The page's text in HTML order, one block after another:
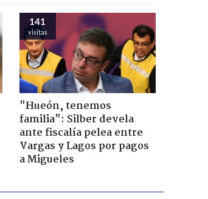
141
visitas
"Hueón, tenemos
familia": Silber devela
ante fiscalía pelea entre
Vargas y Lagos por pagos
a Migueles